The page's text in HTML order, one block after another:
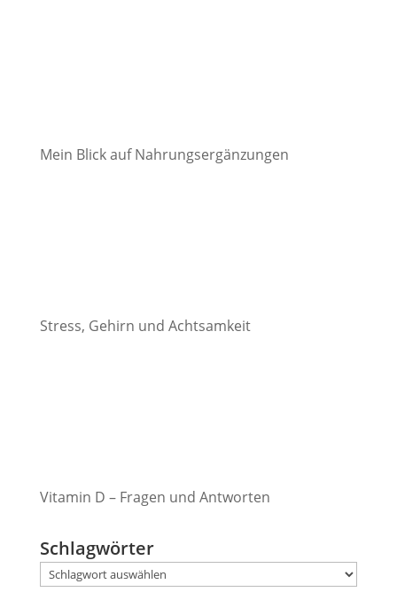
Mein Blick auf Nahrungsergänzungen
Stress, Gehirn und Achtsamkeit
Vitamin D – Fragen und Antworten
Schlagwörter